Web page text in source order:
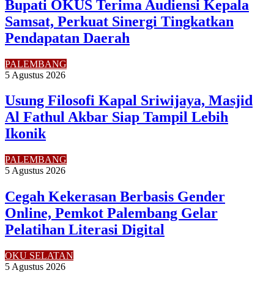
Bupati OKUS Terima Audiensi Kepala
Samsat, Perkuat Sinergi Tingkatkan
Pendapatan Daerah
PALEMBANG
5 Agustus 2026
Usung Filosofi Kapal Sriwijaya, Masjid
Al Fathul Akbar Siap Tampil Lebih
Ikonik
PALEMBANG
5 Agustus 2026
Cegah Kekerasan Berbasis Gender
Online, Pemkot Palembang Gelar
Pelatihan Literasi Digital
OKU SELATAN
5 Agustus 2026